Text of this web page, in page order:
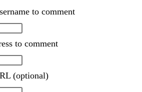
to comment
to comment
(optional)